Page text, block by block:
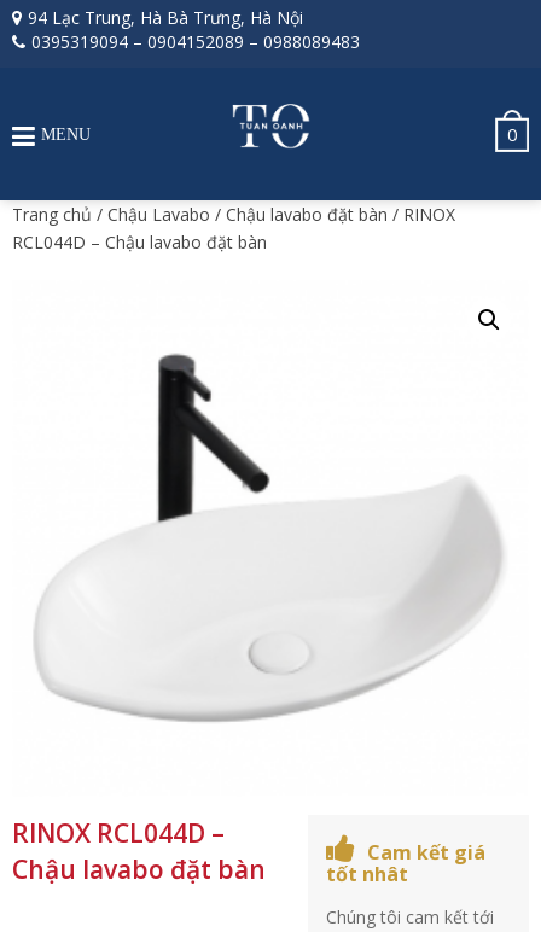
94 Lạc Trung, Hà Bà Trưng, Hà Nội
0395319094 – 0904152089 – 0988089483
0
MENU
Trang chủ / Chậu Lavabo / Chậu lavabo đặt bàn / RINOX
RCL044D – Chậu lavabo đặt bàn
RINOX RCL044D –
Chậu lavabo đặt bàn
Cam kết giá
tốt nhât
Chúng tôi cam kết tới